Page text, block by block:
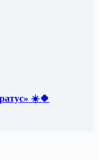
☀️🍀